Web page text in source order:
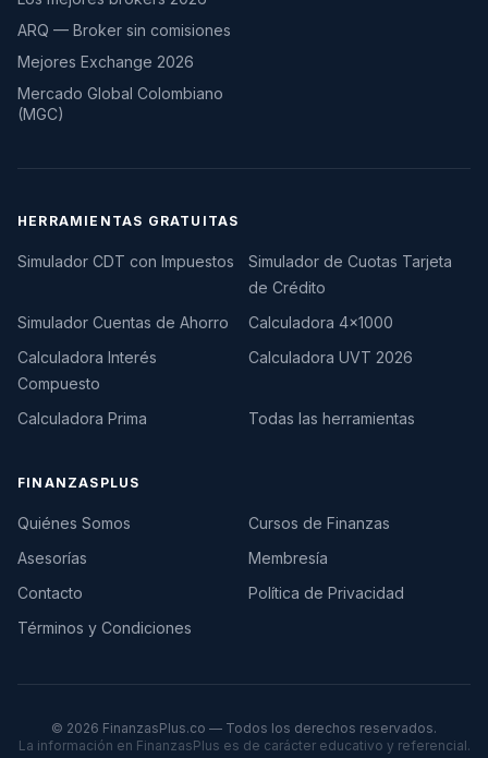
ARQ — Broker sin comisiones
Mejores Exchange 2026
Mercado Global Colombiano
(MGC)
HERRAMIENTAS GRATUITAS
Simulador CDT con Impuestos
Simulador de Cuotas Tarjeta
de Crédito
Simulador Cuentas de Ahorro
Calculadora 4×1000
Calculadora Interés
Compuesto
Calculadora UVT 2026
Calculadora Prima Todas las herramientas
FINANZASPLUS
Quiénes Somos
Cursos de Finanzas
Asesorías
Membresía
Contacto
Política de Privacidad
Términos y Condiciones
© 2026 FinanzasPlus.co — Todos los derechos reservados.
La información en FinanzasPlus es de carácter educativo y referencial.